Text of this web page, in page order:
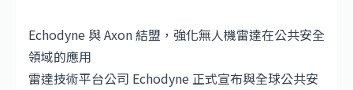
Echodyne 與 Axon 結盟，強化無人機雷達在公共安全
領域的應用
雷達技術平台公司 Echodyne 正式宣布與全球公共安